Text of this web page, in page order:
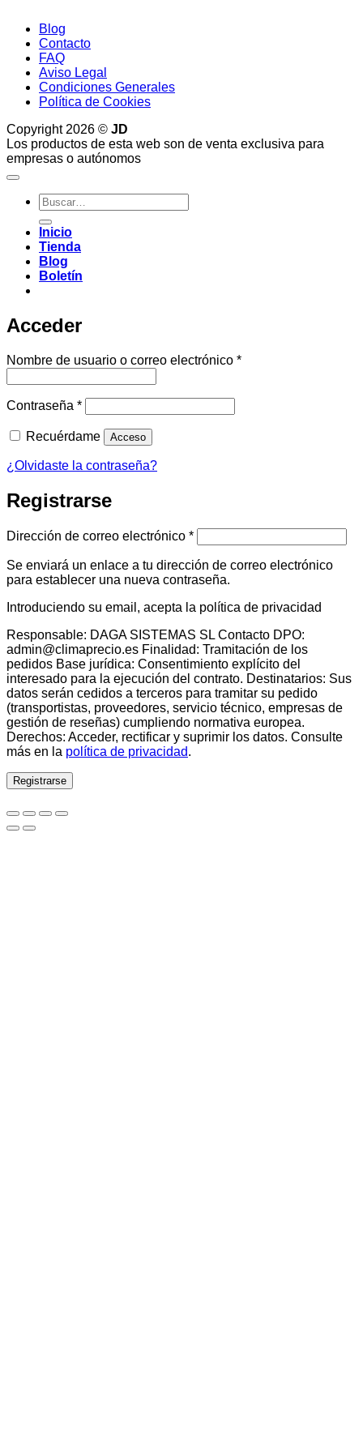
Blog
Contacto
FAQ
Aviso Legal
Condiciones Generales
Política de Cookies
Copyright 2026 © JD
Los productos de esta web son de venta exclusiva para
empresas o autónomos
Buscar
por:
Inicio
Tienda
Blog
Boletín
Acceder
Nombre de usuario o correo electrónico *Obligatorio
Contraseña *Obligatorio
Recuérdame Acceso
¿Olvidaste la contraseña?
Registrarse
Dirección de correo electrónico *Obligatorio
Se enviará un enlace a tu dirección de correo electrónico
para establecer una nueva contraseña.
Introduciendo su email, acepta la política de privacidad
Responsable: DAGA SISTEMAS SL Contacto DPO:
admin@climaprecio.es Finalidad: Tramitación de los
pedidos Base jurídica: Consentimiento explícito del
interesado para la ejecución del contrato. Destinatarios: Sus
datos serán cedidos a terceros para tramitar su pedido
(transportistas, proveedores, servicio técnico, empresas de
gestión de reseñas) cumpliendo normativa europea.
Derechos: Acceder, rectificar y suprimir los datos. Consulte
más en la política de privacidad.
Registrarse